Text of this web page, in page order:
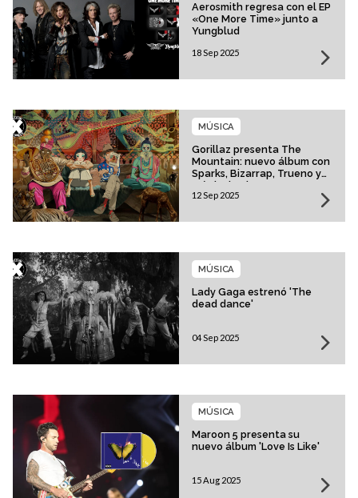
Aerosmith regresa con el EP
«One More Time» junto a
Yungblud
18 Sep 2025
Gorillaz presenta The
Mountain: nuevo álbum con
Sparks, Bizarrap, Trueno y
más invitados
MÚSICA
12 Sep 2025
Lady Gaga estrenó 'The
dead dance'
MÚSICA
04 Sep 2025
Maroon 5 presenta su
nuevo álbum 'Love Is Like'
MÚSICA
15 Aug 2025